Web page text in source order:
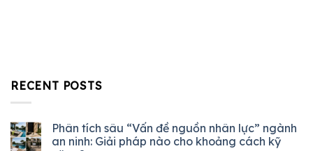
RECENT POSTS
Phân tích sâu “Vấn đề nguồn nhân lực” ngành
an ninh: Giải pháp nào cho khoảng cách kỹ